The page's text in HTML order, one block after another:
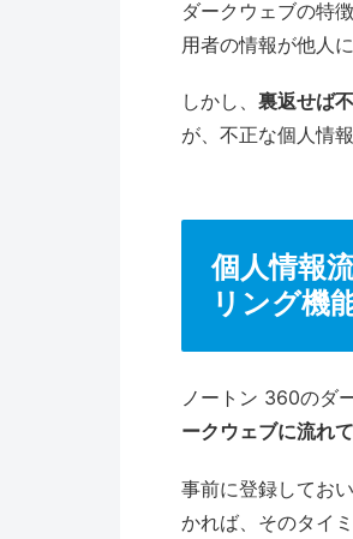
ダークウェブの特
用者の情報が他人
しかし、裏返せば
が、不正な個人情
個人情報
リング機
ノートン 360のダ
ークウェブに流れ
事前に登録してお
かれば、そのタイ